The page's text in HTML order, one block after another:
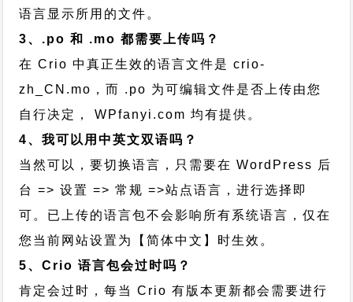
语言显示所用的文件。
3、.po 和 .mo 都需要上传吗？
在 Crio 中真正生效的语言文件是 crio-
zh_CN.mo，而 .po 为可编辑文件是否上传由您
自行决定， WPfanyi.com 均有提供。
4、我可以用中英文双语吗？
当然可以，要切换语言，只需要在 WordPress 后
台 => 设置 => 常规 =>站点语言，进行选择即
可。已上传的语言包不会影响所有系统语言，仅在
您当前网站设置为【简体中文】时生效。
5、Crio 语言包会过时吗？
肯定会过时，每当 Crio 有版本更新都会需要进行